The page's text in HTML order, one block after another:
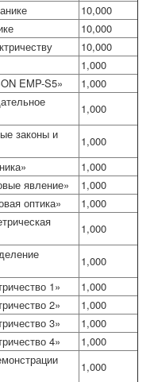
10,000
10,000
10,000
1,000
EMP-S5»
1,000
1,000
законы и
1,000
1,000
явление»
1,000
оптика»
1,000
1,000
1,000
1»
1,000
2»
1,000
3»
1,000
4»
1,000
1,000